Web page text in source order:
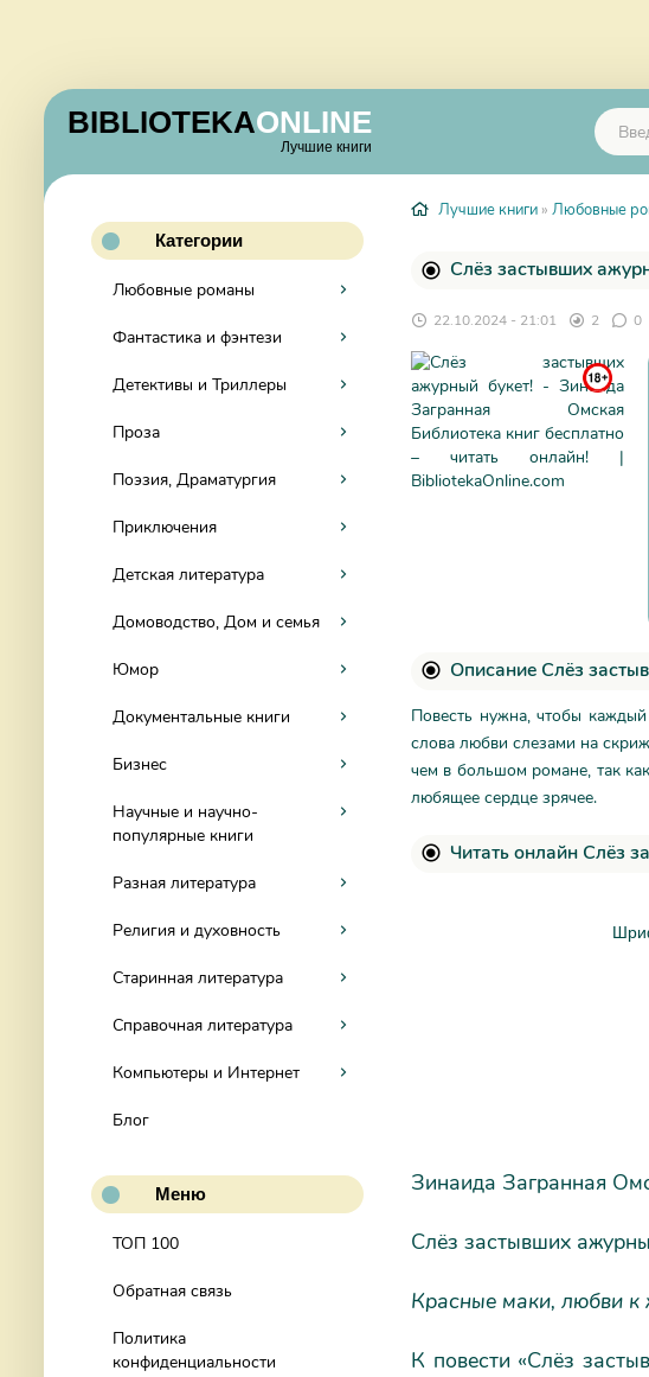
BIBLIOTEKAONLINE
Лучшие книги
Категории
Любовные романы
Фантастика и фэнтези
Детективы и Триллеры
Проза
Поэзия, Драматургия
Приключения
Детская литература
Домоводство, Дом и семья
Юмор
Документальные книги
Бизнес
Научные и научно-
популярные книги
Разная литература
Религия и духовность
Старинная литература
Справочная литература
Компьютеры и Интернет
Блог
Меню
ТОП 100
Обратная связь
Политика
конфиденциальности
Лучшие книги » Любовные
Слёз застывших
22.10.2024 - 21:01 2 0
Описание Слёз
Повесть нужна, чтобы
слова любви слезами на
чем в большом романе, так
любящее сердце зрячее.
Читать онлайн Слёз
Зинаида Загранная
Слёз застывших
Красные маки, любви к
К повести «Слёз